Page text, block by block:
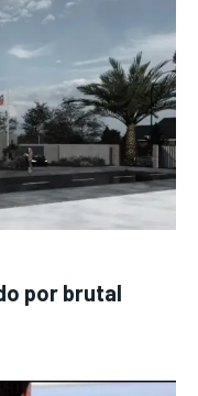
por brutal